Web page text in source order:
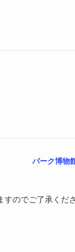
バーク博物
のでご了承くだ